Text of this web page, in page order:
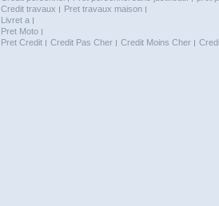
Credit travaux
Pret travaux maison
Livret a
Pret Moto
Pret Credit Credit Pas Cher Credit Moins Cher